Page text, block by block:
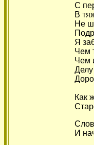
С
В
Не
Я
Чем
Чем
Как
И